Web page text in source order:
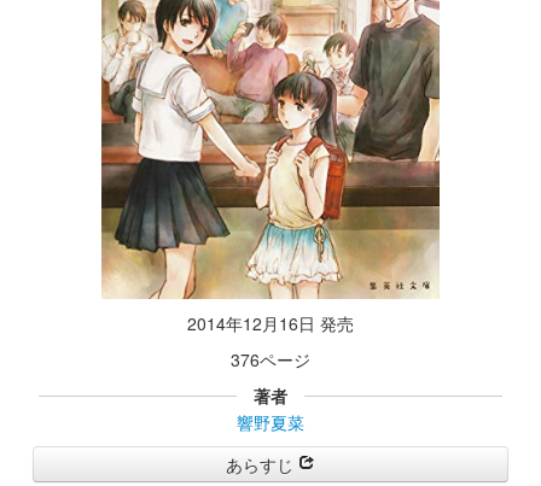
2014年12月16日 発売
376ページ
著者
響野夏菜
あらすじ